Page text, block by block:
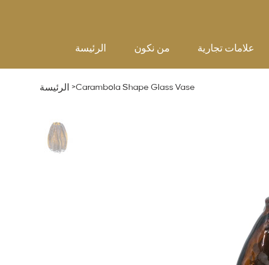
الرئيسة من نكون علامات تجارية
الرئيسة >Carambola Shape Glass Vase